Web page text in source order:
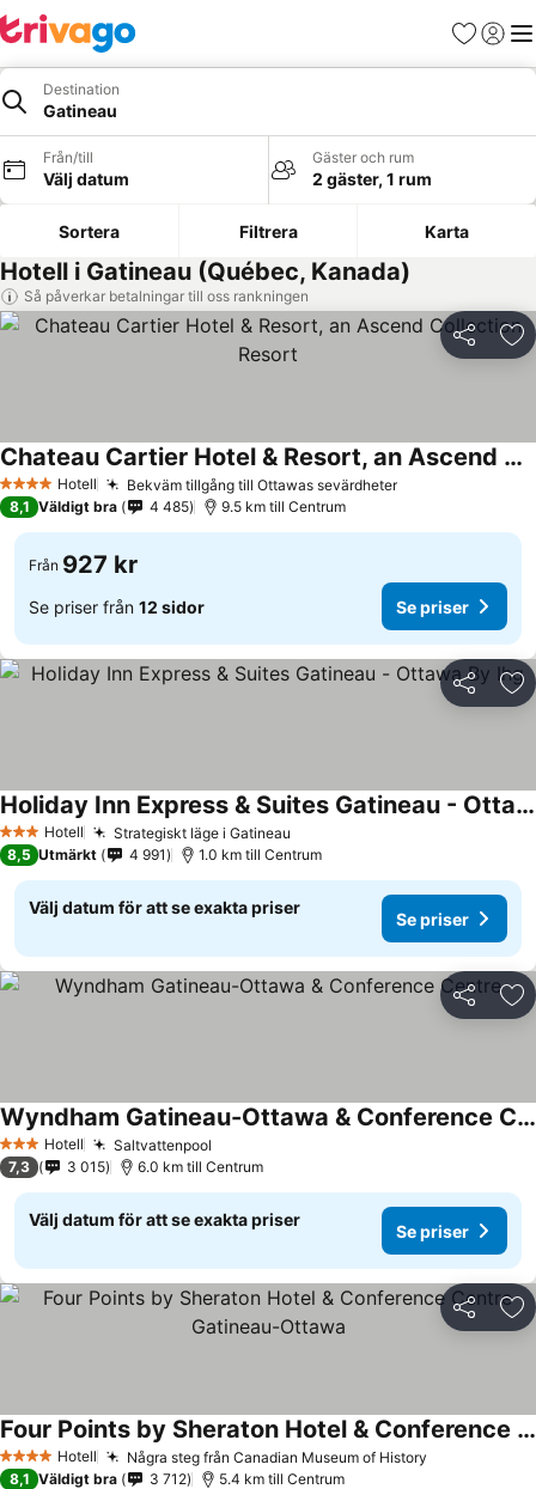
Favoriter
Logga
Destination
Gatineau
Från/till
Välj datum
Gäster och rum
2 gäster, 1 rum
Sortera Filtrera Karta
Hotell i Gatineau (Québec, Kanada)
Så påverkar betalningar till oss rankningen
Dela
4 StjärnorHotell Bekväm tillgång till Ottawas sevärdheterSe priser
Chateau Cartier Hotel & Resort, an Ascend Collection Resort
Se priser
8,1 Väldigt bra 4 485 9.5 km till Centrum
Från 927 kr
Se priser från 12 sidor Se priser
Dela
3 StjärnorHotell Strategiskt läge i Gatineau
Holiday Inn Express & Suites Gatineau - Ottawa By Ihg
Se priser
8,5 Utmärkt 4 991 1.0 km till Centrum
Välj datum för att se exakta priser
Se priser
Dela
3 StjärnorHotell Saltvattenpool
Wyndham Gatineau-Ottawa & Conference Centre
Se priser
7,3 3 015 6.0 km till Centrum
Välj datum för att se exakta priser
Se priser
Dela
4 StjärnorHotell Några steg från Canadian Museum of History
Four Points by Sheraton Hotel & Conference Centre Gatineau-Ottawa
Se priser
8,1 Väldigt bra 3 712 5.4 km till Centrum